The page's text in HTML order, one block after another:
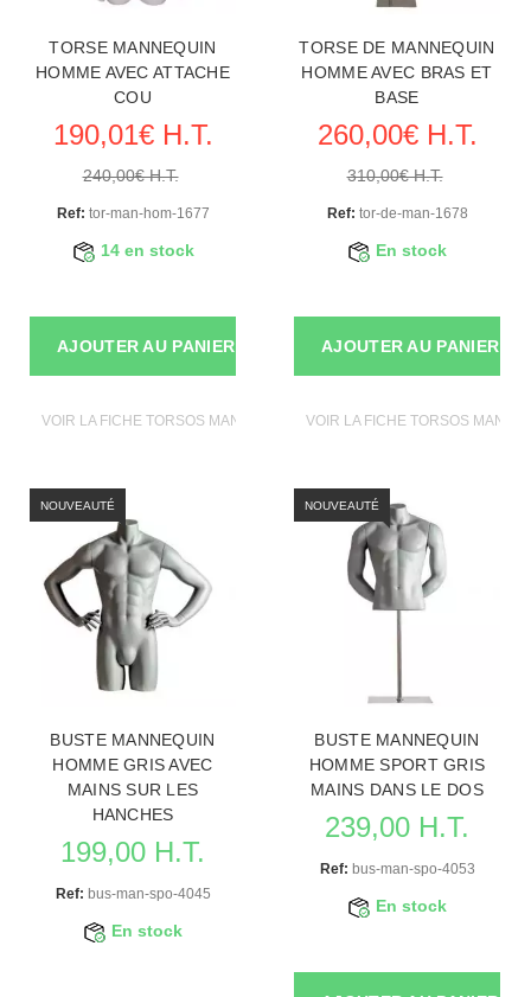
TORSE MANNEQUIN
HOMME AVEC ATTACHE
COU
190,01€ H.T.
240,00€ H.T.
Ref: tor-man-hom-1677
14 en stock
AJOUTER AU PANIER
VOIR LA FICHE TORSOS MANNEQUINS
TORSE DE MANNEQUIN
HOMME AVEC BRAS ET
BASE
260,00€ H.T.
310,00€ H.T.
Ref: tor-de-man-1678
En stock
AJOUTER AU PANIER
VOIR LA FICHE TORSOS
NOUVEAUTÉ
BUSTE MANNEQUIN
HOMME GRIS AVEC
MAINS SUR LES
HANCHES
199,00 H.T.
Ref: bus-man-spo-4045
En stock
NOUVEAUTÉ
BUSTE MANNEQUIN
HOMME SPORT GRIS
MAINS DANS LE DOS
239,00 H.T.
Ref: bus-man-spo-4053
En stock